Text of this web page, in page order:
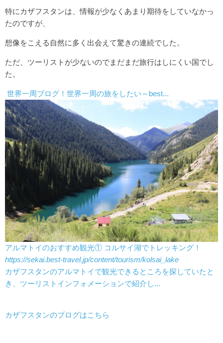
特にカザフスタンは、情報が少なくあまり期待をしていなかっ
たのですが、
想像をこえる自然に多く出会えて驚きの連続でした。
ただ、ツーリストが少ないのでまだまだ旅行はしにくい国でし
た。
世界一周ブログ！世界一周の旅をしたい～best...
アルマトイのおすすめ観光① コルサイ湖でトレッキング！
https://sekai.best-travel.jp/content/tourism/kolsai_lake
カザフスタンのアルマトイで観光できるところを探していたと
き、ツーリストインフォメーションで紹介し...
カザフスタンのブログはこちら